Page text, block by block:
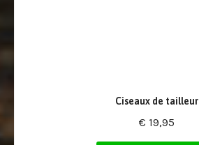
Ciseaux de tailleur
€ 19,95